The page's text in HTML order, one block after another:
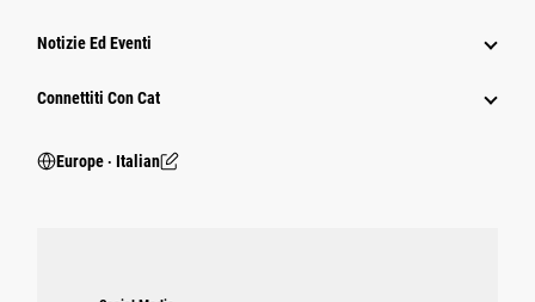
Notizie Ed Eventi
Connettiti Con Cat
Europe ‧ Italian